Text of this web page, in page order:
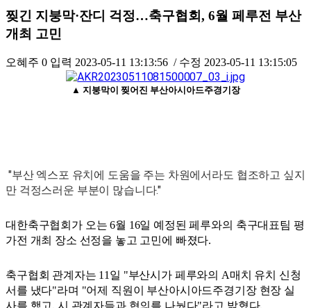
찢긴 지붕막·잔디 걱정…축구협회, 6월 페루전 부산
개최 고민
오혜주 0 입력 2023-05-11 13:13:56 / 수정 2023-05-11 13:15:05
▲ 지붕막이 찢어진 부산아시아드주경기장
"부산 엑스포 유치에 도움을 주는 차원에서라도 협조하고 싶지
만 걱정스러운 부분이 많습니다."
대한축구협회가 오는 6월 16일 예정된 페루와의 축구대표팀 평
가전 개최 장소 선정을 놓고 고민에 빠졌다.
축구협회 관계자는 11일 "부산시가 페루와의 A매치 유치 신청
서를 냈다"라며 "어제 직원이 부산아시아드주경기장 현장 실